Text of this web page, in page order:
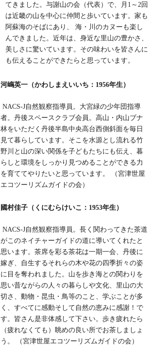
てきました。与謝山の会（代表）で、月1～2回
は近畿の山を中心に仲間と歩いています。家も
阿蘇海のそばにあり、 海・川のカヌーも楽し
んできました。近年は、身近な里山の豊かさ、
美しさに驚いています。その味わいを皆さんに
も伝えることができたらと思っています。
河嶋英一（かわしまえいいち：1956年生）
NACS-J自然観察指導員。大宮緑の少年団指導
者。丹後スペースクラブ会員。高山・内山ブナ
林をいただく丹後半島中央高台西側斜面を毎日
見て暮らしています。そこを水源とし流れる竹
野川と山の深い関係を子どもたちにも伝え、暮
らしと環境をしっかり見つめることができる力
を育ててやりたいと思っています。 （宮津世屋
エコツーリズムガイドの会）
國村佳子（くにむらけいこ：1953年生）
NACS-J自然観察指導員。長く関わってきた茶道
がこのネイチャーガイドの道に導いてくれたと
思います。茶席を彩る茶花は一期一会、丹後に
嫁ぎ、自生するそれらの木や花の四季折々の姿
に目を奪われました。山を歩き海との関わりを
思い昔ながらの人々の暮らしや文化、里山の大
切さ、動物・昆虫・鳥等のこと、学ぶことが多
く、すべてに感動そして自然の恵みに感謝！で
す。皆さん是非体感して下さい。歩き疲れたら
（疲れなくても）眺めの良い所でお茶しましょ
う。 （宮津世屋エコツーリズムガイドの会）